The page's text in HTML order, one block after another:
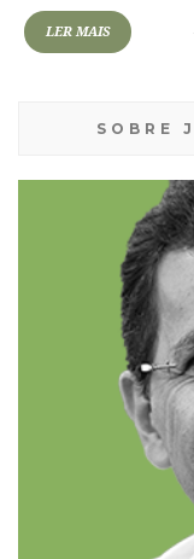
LER MAIS
SOBRE